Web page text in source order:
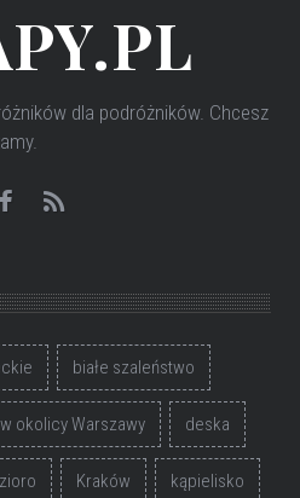
dla podróżników. Chcesz
białe szaleństwo
okolicy Warszawy deska
Kraków kąpielisko